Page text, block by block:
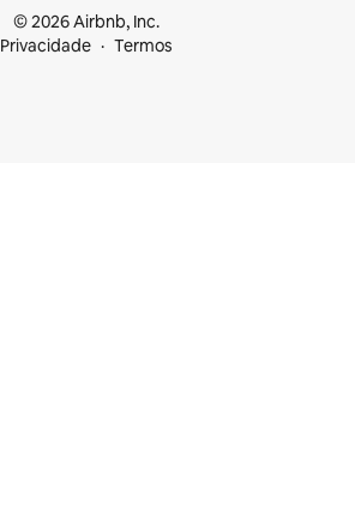
© 2026 Airbnb, Inc.
Privacidade
Termos